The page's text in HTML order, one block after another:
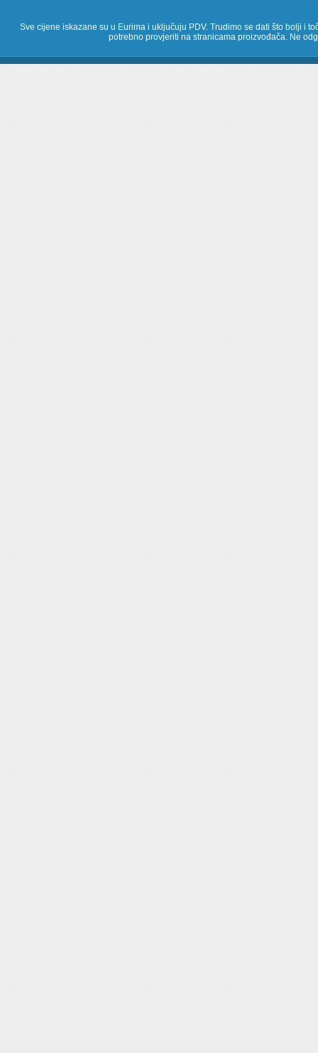
Sve cijene iskazane su u Eurima i uključuju PDV. Trudimo se dati što bolji i
potrebno provjeriti na stranicama proizvođača. Ne